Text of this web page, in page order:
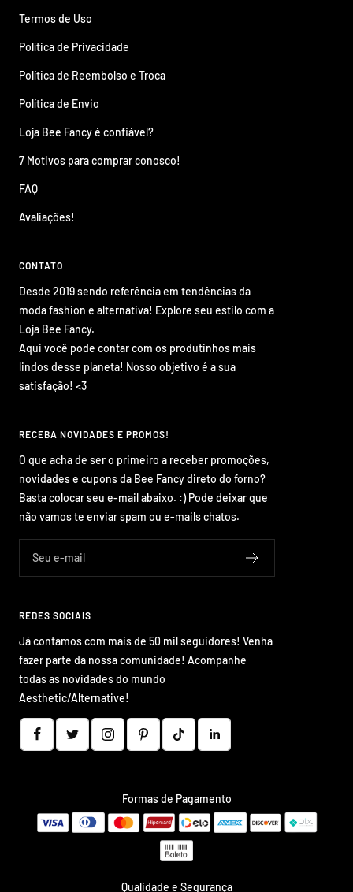
Termos de Uso
Política de Privacidade
Política de Reembolso e Troca
Política de Envio
Loja Bee Fancy é confiável?
7 Motivos para comprar conosco!
FAQ
Avaliações!
CONTATO
Desde 2019 sendo referência em tendências da
moda fashion e alternativa! Explore seu estilo com a
Loja Bee Fancy.
Aqui você pode contar com os produtinhos mais
lindos desse planeta! Nosso objetivo é a sua
satisfação! <3
RECEBA NOVIDADES E PROMOS!
O que acha de ser o primeiro a receber promoções,
novidades e cupons da Bee Fancy direto do forno?
Basta colocar seu e-mail abaixo. :) Pode deixar que
não vamos te enviar spam ou e-mails chatos.
Seu e-mail
REDES SOCIAIS
Já contamos com mais de 50 mil seguidores! Venha
fazer parte da nossa comunidade! Acompanhe
todas as novidades do mundo
Aesthetic/Alternative!
Formas de Pagamento
Qualidade e Segurança